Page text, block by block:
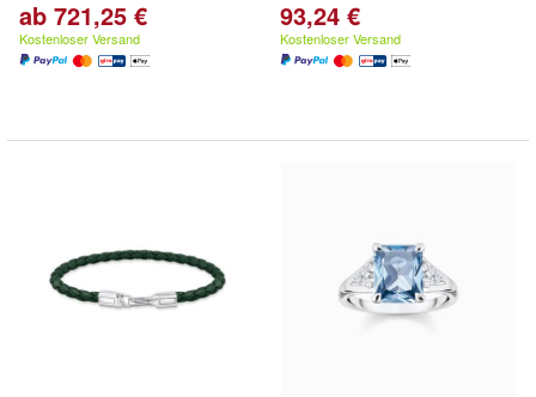
ab 721,25 €
Kostenloser Versand
93,24 €
Kostenloser Versand